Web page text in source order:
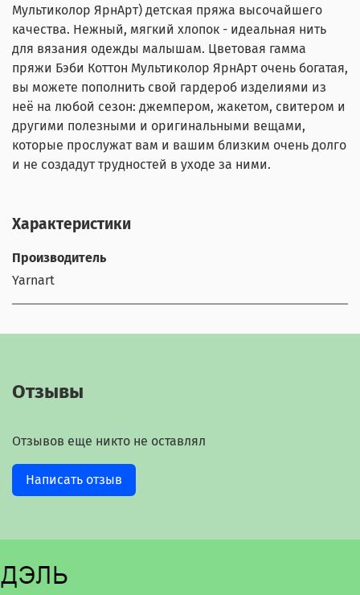
Мультиколор ЯрнАрт) детская пряжа высочайшего
качества. Нежный, мягкий хлопок - идеальная нить
для вязания одежды малышам. Цветовая гамма
пряжи Бэби Коттон Мультиколор ЯрнАрт очень богатая,
вы можете пополнить свой гардероб изделиями из
неё на любой сезон: джемпером, жакетом, свитером и
другими полезными и оригинальными вещами,
которые прослужат вам и вашим близким очень долго
и не создадут трудностей в уходе за ними.
Характеристики
Производитель
Yarnart
Отзывы
Отзывов еще никто не оставлял
Написать отзыв